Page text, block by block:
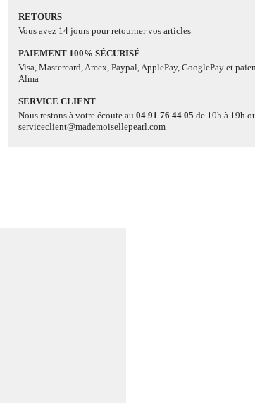
RETOURS
Vous avez 14 jours pour retourner vos articles
PAIEMENT 100% SÉCURISÉ
Visa, Mastercard, Amex, Paypal, ApplePay, GooglePay et
Alma
SERVICE CLIENT
Nous restons à votre écoute au 04 91 76 44 05 de 10h à 19h
serviceclient@mademoisellepearl.com